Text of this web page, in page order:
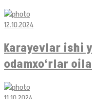
12.10.2024
Karayevlar ishi
odamxo‘rlar